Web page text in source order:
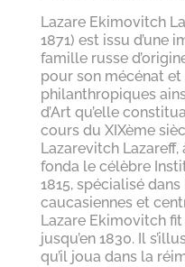
Lazare Ekimovitch
1871) est issu d’une
famille russe
pour son mécénat
philanthropiques
d’Art qu’elle
cours du XIXème
Lazarevitch Lazareff,
fonda le célèbre
1815, spécialisé
caucasiennes et
Lazare Ekimovitch
jusqu’en 1830. Il
qu’il joua dans la